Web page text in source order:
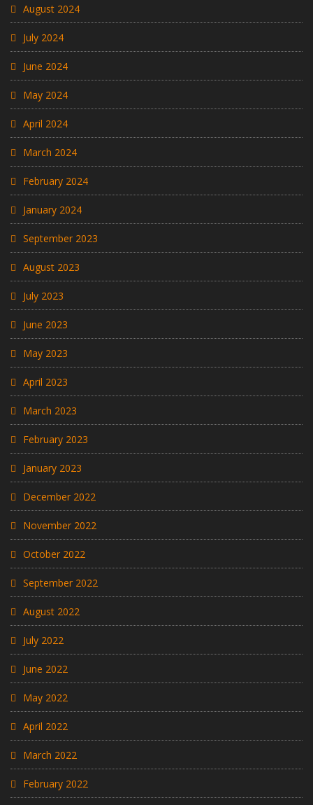
August 2024
July 2024
June 2024
May 2024
April 2024
March 2024
February 2024
January 2024
September 2023
August 2023
July 2023
June 2023
May 2023
April 2023
March 2023
February 2023
January 2023
December 2022
November 2022
October 2022
September 2022
August 2022
July 2022
June 2022
May 2022
April 2022
March 2022
February 2022